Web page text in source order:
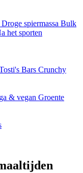
Droge spiermassa Bulk
het sporten
Bars Crunchy
& vegan Groente